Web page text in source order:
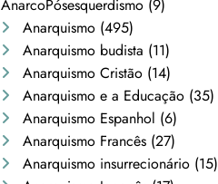
AnarcoPósesquerdismo (9)
Anarquismo (495)
Anarquismo budista (11)
Anarquismo Cristão (14)
Anarquismo e a Educação (35)
Anarquismo Espanhol (6)
Anarquismo Francês (27)
Anarquismo insurrecionário (15)